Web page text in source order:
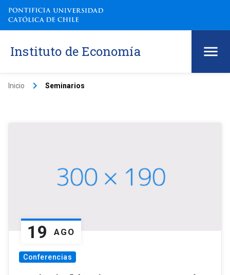
Instituto de Economía
Inicio keyboard_arrow_right Seminarios
19 AGO
Conferencias